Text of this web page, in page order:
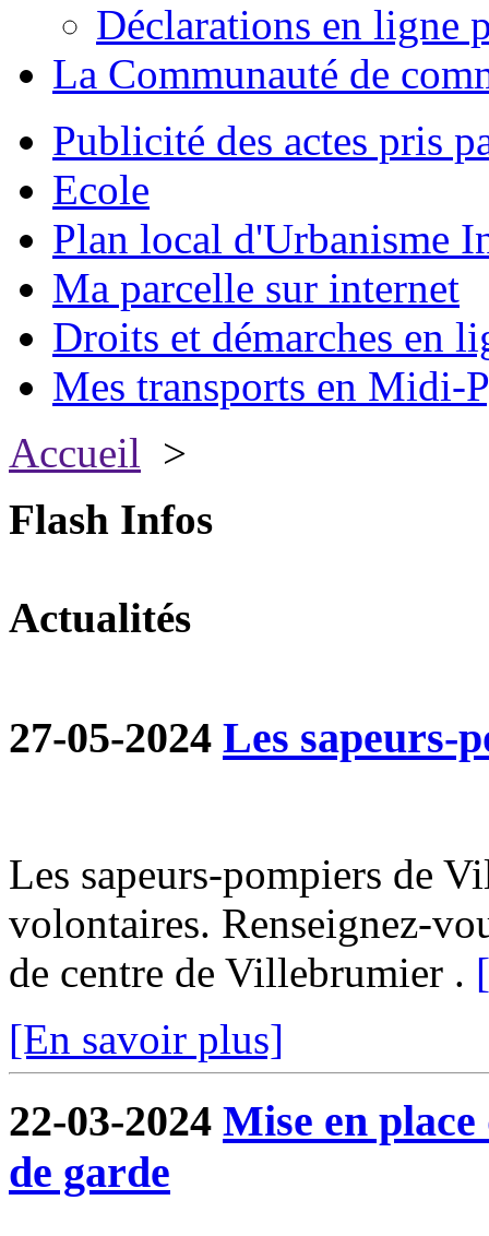
Déclarations en ligne
La Communauté de
Publicité des actes pris
Ecole
Plan local d'Urbanisme
Ma parcelle sur internet
Droits et démarches en
Mes transports en Midi-
Accueil >
Flash Infos
Actualités
27-05-2024 Les sapeurs-
Les sapeurs-pompiers de
volontaires. Renseignez-
de centre de Villebrumier .
[En savoir plus]
22-03-2024 Mise en
de garde